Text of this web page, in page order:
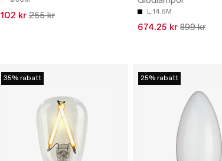
102 kr 255 kr L:14.5M
674.25 kr 899 kr
35% rabatt 25% rabatt